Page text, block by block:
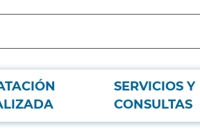
SERVICIOS Y
CONSULTAS
jóvenes de 18 a 21 años en grave riesgo de